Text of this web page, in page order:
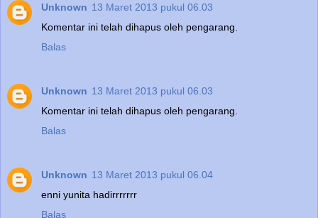
Unknown 13 Maret 2013 pukul 06.03
Komentar ini telah dihapus oleh pengarang.
Balas
Unknown 13 Maret 2013 pukul 06.03
Komentar ini telah dihapus oleh pengarang.
Balas
Unknown 13 Maret 2013 pukul 06.04
enni yunita hadirrrrrrr
Balas